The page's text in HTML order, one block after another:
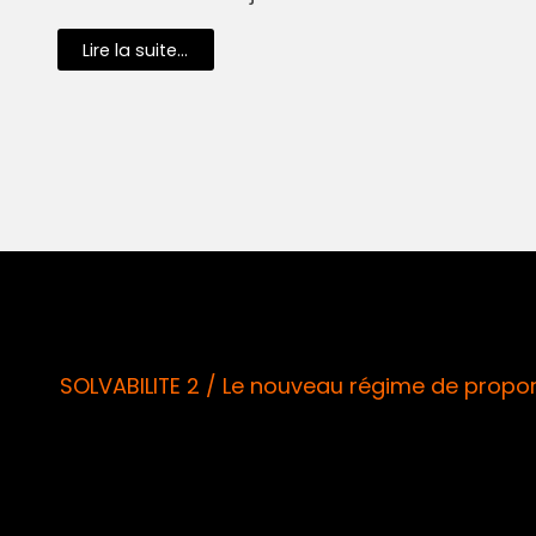
Lire la suite...
SOLVABILITE 2 / Le nouveau régime de